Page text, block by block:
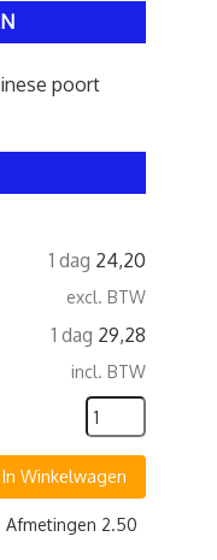
poort
1 dag 24,20
excl. BTW
1 dag 29,28
incl. BTW
In Winkelwagen
2.50